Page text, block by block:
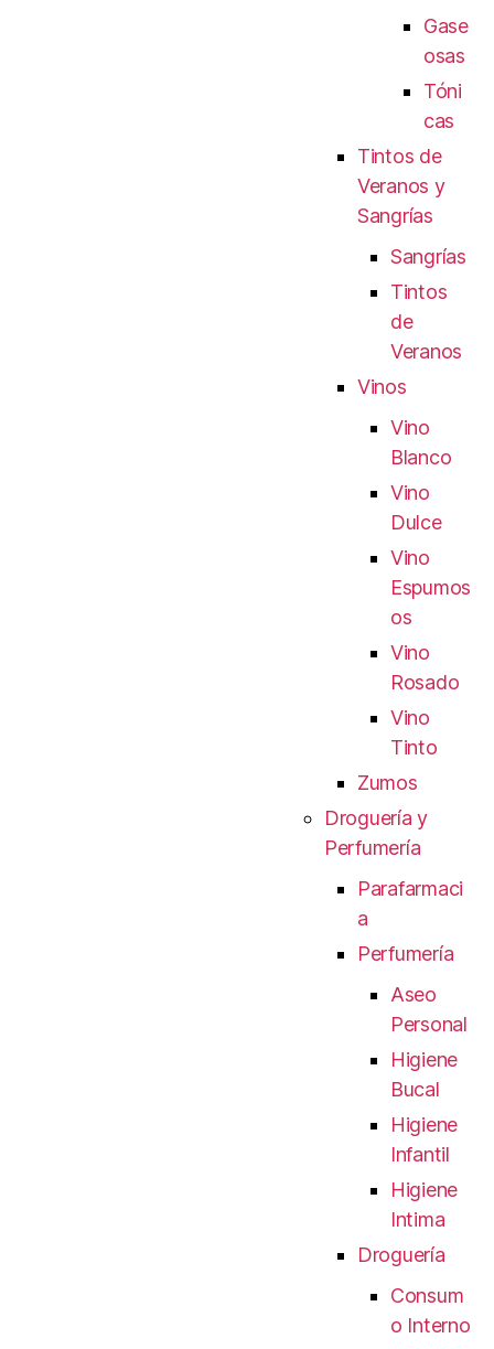
Gase
osas
Tóni
cas
Tintos de
Veranos y
Sangrías
Sangrías
Tintos
de
Veranos
Vinos
Vino
Blanco
Vino
Dulce
Vino
Espumos
os
Vino
Rosado
Vino
Tinto
Zumos
Droguería y
Perfumería
Parafarmaci
a
Perfumería
Aseo
Personal
Higiene
Bucal
Higiene
Infantil
Higiene
Intima
Droguería
Consum
o Interno